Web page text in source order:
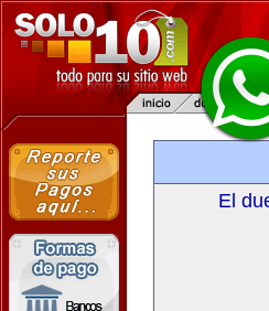
El